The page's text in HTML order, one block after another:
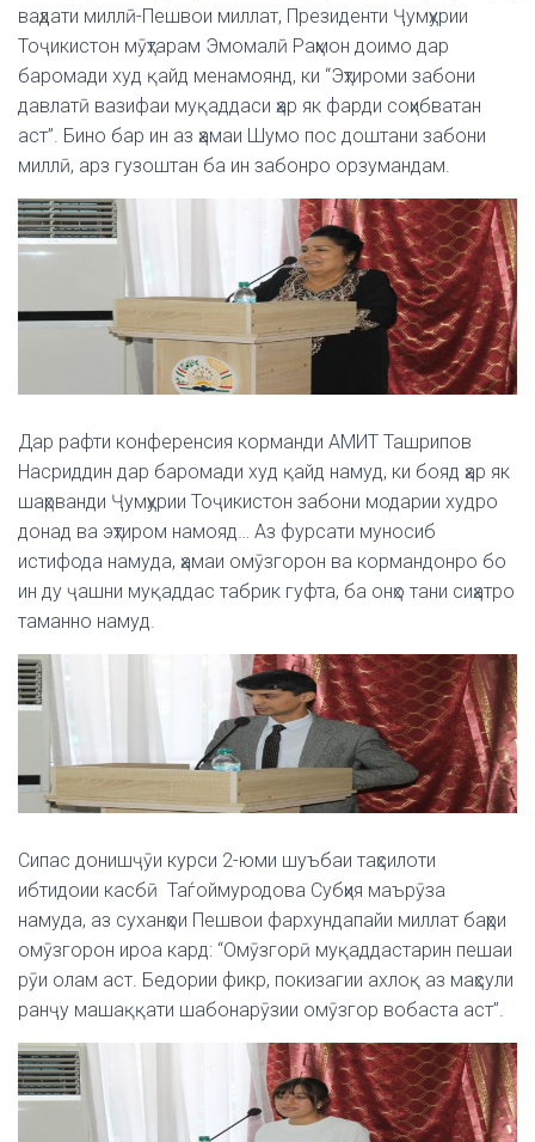
ваҳдати миллӣ-Пешвои миллат, Президенти Ҷумҳурии
Тоҷикистон мӯҳтарам Эмомалӣ Раҳмон доимо дар
баромади худ қайд менамоянд, ки “Эҳтироми забони
давлатӣ вазифаи муқаддаси ҳар як фарди соҳибватан
аст”. Бино бар ин аз ҳамаи Шумо пос доштани забони
миллӣ, арз гузоштан ба ин забонро орзумандам.
Дар рафти конференсия корманди АМИТ Ташрипов
Насриддин дар баромади худ қайд намуд, ки бояд ҳар як
шаҳрванди Ҷумҳурии Тоҷикистон забони модарии худро
донад ва эҳтиром намояд… Аз фурсати муносиб
истифода намуда, ҳамаи омӯзгорон ва кормандонро бо
ин ду ҷашни муқаддас табрик гуфта, ба онҳо тани сиҳатро
таманно намуд.
Сипас донишҷӯи курси 2-юми шуъбаи таҳсилоти
ибтидоии касбӣ Таѓоймуродова Субҳия маърӯза
намуда, аз суханҳои Пешвои фархундапайи миллат баҳри
омӯзгорон ироа кард: “Омӯзгорӣ муқаддастарин пешаи
рӯи олам аст. Бедории фикр, покизагии ахлоқ аз маҳсули
ранҷу машаққати шабонарӯзии омӯзгор вобаста аст”.